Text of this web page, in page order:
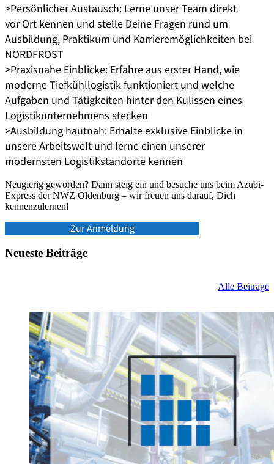
Persönlicher Austausch: Lerne unser Team direkt
vor Ort kennen und stelle Deine Fragen rund um
Ausbildung, Praktikum und Karrieremöglichkeiten bei
NORDFROST
Praxisnahe Einblicke: Erfahre aus erster Hand, wie
moderne Tiefkühllogistik funktioniert und welche
Aufgaben und Tätigkeiten hinter den Kulissen eines
Logistikunternehmens stecken
Ausbildung hautnah: Erhalte exklusive Einblicke in
unsere Arbeitswelt und lerne einen unserer
modernsten Logistikstandorte kennen
Neugierig geworden? Dann steig ein und besuche uns beim Azubi-
Express der NWZ Oldenburg – wir freuen uns darauf, Dich
kennenzulernen!
Zur Anmeldung
Neueste Beiträge
Alle Beiträge